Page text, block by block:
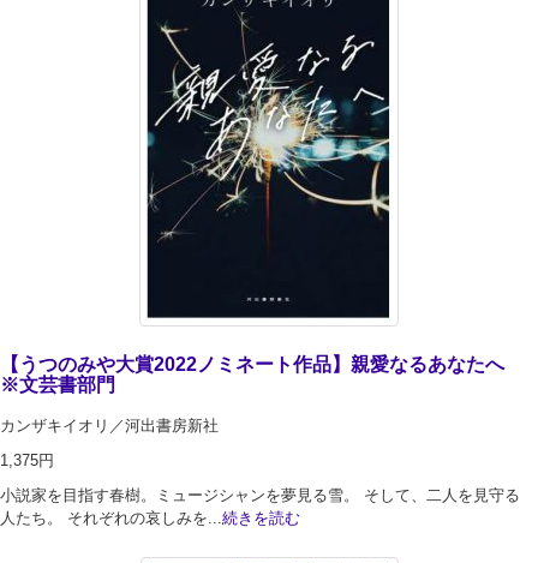
【うつのみや大賞2022ノミネート作品】親愛なるあなたへ
※文芸書部門
カンザキイオリ／河出書房新社
1,375円
小説家を目指す春樹。ミュージシャンを夢見る雪。 そして、二人を見守る
人たち。 それぞれの哀しみを... 続きを読む